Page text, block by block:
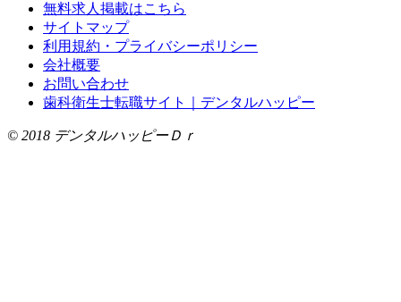
無料求人掲載はこちら
サイトマップ
利用規約・プライバシーポリシー
会社概要
お問い合わせ
歯科衛生士転職サイト｜デンタルハッピー
© 2018 デンタルハッピーＤｒ